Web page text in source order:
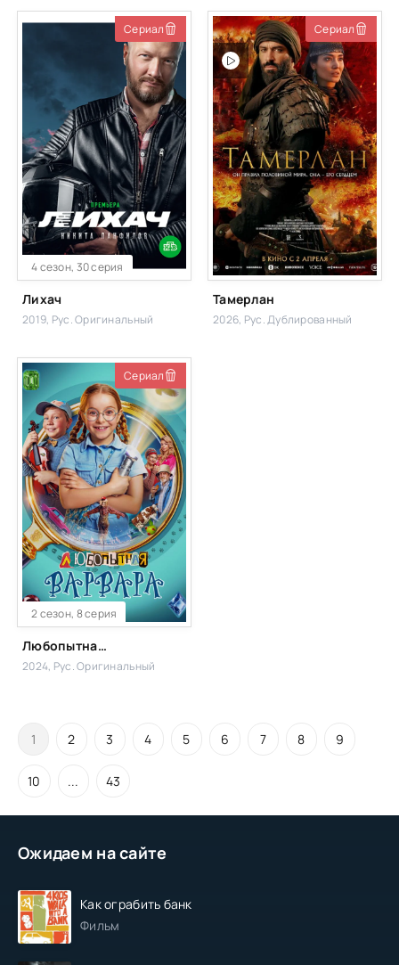
Ожидаем на сайте
Как ограбить банк
Фильм
Сериал
4 сезон, 30 серия
Лихач
2019, Рус. Оригинальный
Сериал
Тамерлан
2026, Рус. Дублированный
Сериал
2 сезон, 8 серия
Любопытная Варвара
2024, Рус. Оригинальный
1 2 3 4 5 6 7 8 9
10 ... 43